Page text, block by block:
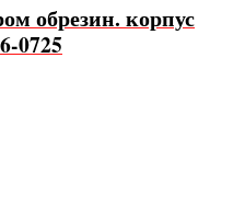
обрезин. корпус
0725